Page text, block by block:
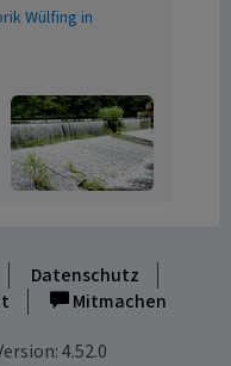
Wülfing in
Datenschutz
Mitmachen
4.52.0